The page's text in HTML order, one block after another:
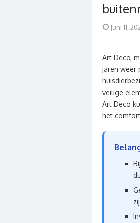
Postedjuni 11,
Art Deco,
jaren weer
veilige
Art Deco
het